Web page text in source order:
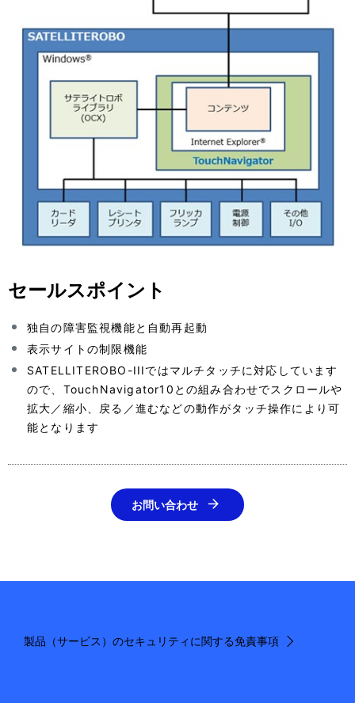
セールスポイント
独自の障害監視機能と自動再起動
表示サイトの制限機能
SATELLITEROBO-IIIではマルチタッチに対応しています
ので、TouchNavigator10との組み合わせでスクロールや
拡大／縮小、戻る／進むなどの動作がタッチ操作により可
能となります
お問い合わせ
製品（サービス）のセキュリティに関する免責事項